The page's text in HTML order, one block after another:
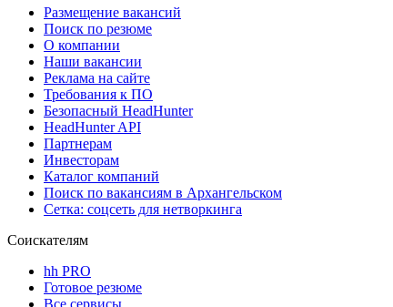
Размещение вакансий
Поиск по резюме
О компании
Наши вакансии
Реклама на сайте
Требования к ПО
Безопасный HeadHunter
HeadHunter API
Партнерам
Инвесторам
Каталог компаний
Поиск по вакансиям в Архангельском
Сетка: соцсеть для нетворкинга
Соискателям
hh PRO
Готовое резюме
Все сервисы